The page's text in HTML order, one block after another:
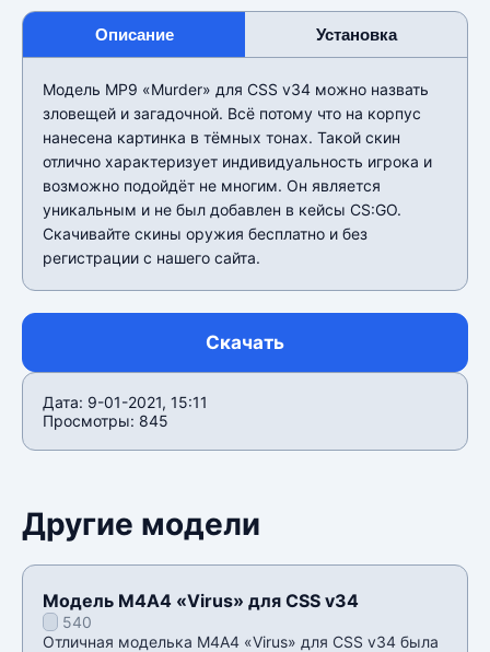
Описание Установка
Модель MP9 «Murder» для CSS v34 можно назвать
зловещей и загадочной. Всё потому что на корпус
нанесена картинка в тёмных тонах. Такой скин
отлично характеризует индивидуальность игрока и
возможно подойдёт не многим. Он является
уникальным и не был добавлен в кейсы CS:GO.
Скачивайте скины оружия бесплатно и без
регистрации с нашего сайта.
Скачать
Дата: 9-01-2021, 15:11
Просмотры: 845
Другие модели
Модель М4А4 «Virus» для CSS v34
540
Отличная моделька М4А4 «Virus» для CSS v34 была